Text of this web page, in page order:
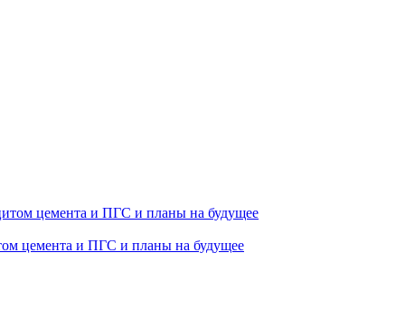
цемента и ПГС и планы на будущее